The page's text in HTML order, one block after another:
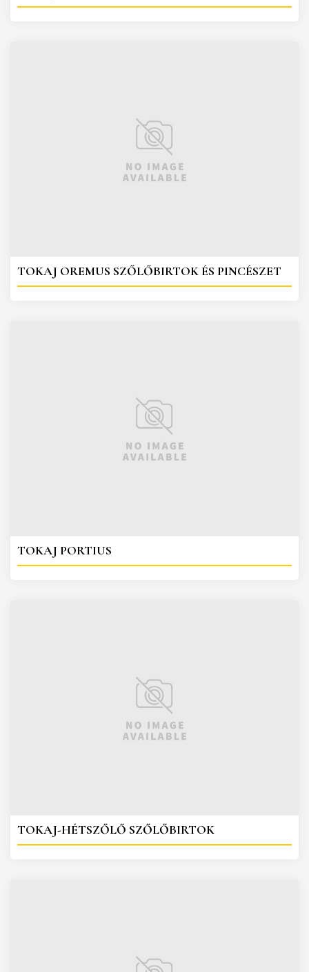
TOKAJ OREMUS SZŐLŐBIRTOK ÉS PINCÉSZET
TOKAJ PORTIUS
TOKAJ-HÉTSZŐLŐ SZŐLŐBIRTOK